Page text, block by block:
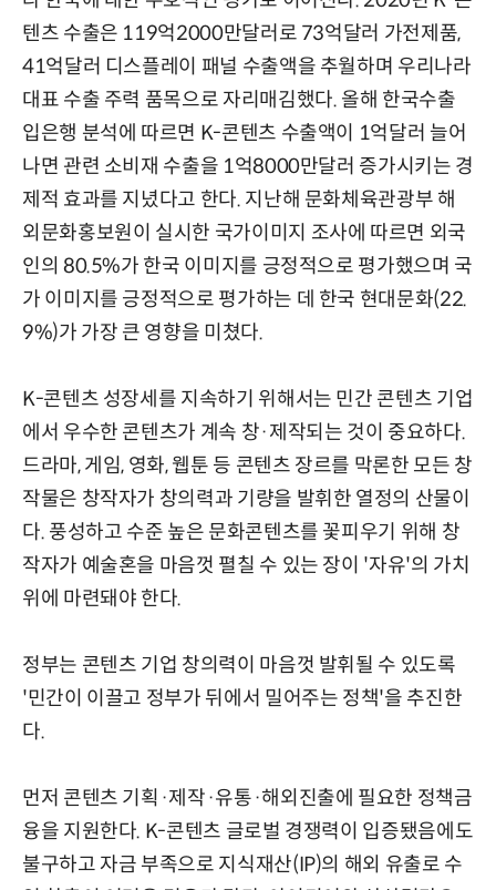
텐츠 수출은 119억2000만달러로 73억달러 가전제품,
41억달러 디스플레이 패널 수출액을 추월하며 우리나라
대표 수출 주력 품목으로 자리매김했다. 올해 한국수출
입은행 분석에 따르면 K-콘텐츠 수출액이 1억달러 늘어
나면 관련 소비재 수출을 1억8000만달러 증가시키는 경
제적 효과를 지녔다고 한다. 지난해 문화체육관광부 해
외문화홍보원이 실시한 국가이미지 조사에 따르면 외국
인의 80.5%가 한국 이미지를 긍정적으로 평가했으며 국
가 이미지를 긍정적으로 평가하는 데 한국 현대문화(22.
9%)가 가장 큰 영향을 미쳤다.
K-콘텐츠 성장세를 지속하기 위해서는 민간 콘텐츠 기업
에서 우수한 콘텐츠가 계속 창·제작되는 것이 중요하다.
드라마, 게임, 영화, 웹툰 등 콘텐츠 장르를 막론한 모든 창
작물은 창작자가 창의력과 기량을 발휘한 열정의 산물이
다. 풍성하고 수준 높은 문화콘텐츠를 꽃피우기 위해 창
작자가 예술혼을 마음껏 펼칠 수 있는 장이 '자유'의 가치
위에 마련돼야 한다.
정부는 콘텐츠 기업 창의력이 마음껏 발휘될 수 있도록
'민간이 이끌고 정부가 뒤에서 밀어주는 정책'을 추진한
다.
먼저 콘텐츠 기획·제작·유통·해외진출에 필요한 정책금
융을 지원한다. K-콘텐츠 글로벌 경쟁력이 입증됐음에도
불구하고 자금 부족으로 지식재산(IP)의 해외 유출로 수